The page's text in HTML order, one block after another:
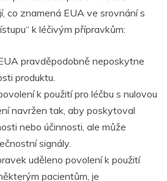
co znamená EUA ve srovnání s
k léčivým přípravkům:
pravděpodobně neposkytne
produktu.
k použití pro léčbu s nulovou
navržen tak, aby poskytoval
nebo účinnosti, ale může
signály.
uděleno povolení k použití
pacientům, je